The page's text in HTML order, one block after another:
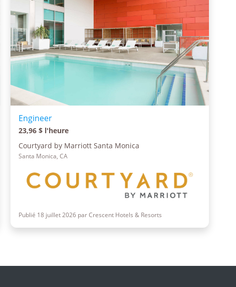
Engineer
23,96 $ l'heure
Courtyard by Marriott Santa Monica
Santa Monica, CA
Publié 18 juillet 2026 par Crescent Hotels & Resorts